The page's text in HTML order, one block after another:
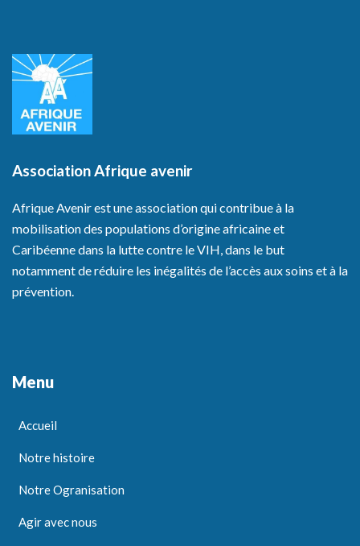
Association Afrique avenir
Afrique Avenir est une association qui contribue à la
mobilisation des populations d’origine africaine et
Caribéenne dans la lutte contre le VIH, dans le but
notamment de réduire les inégalités de l’accès aux soins et à la
prévention.
Menu
Accueil
Notre histoire
Notre Ogranisation
Agir avec nous